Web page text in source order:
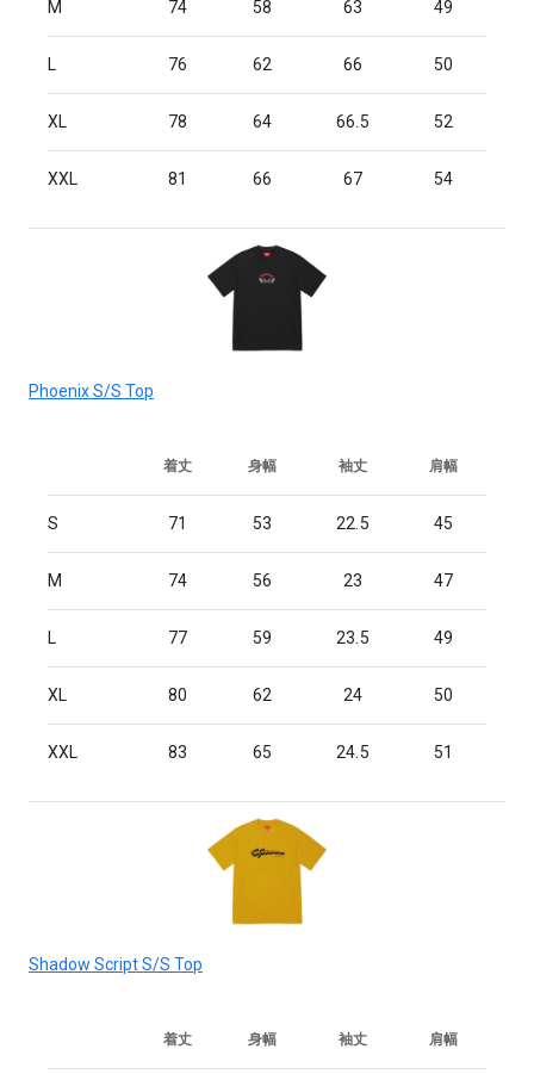
M 74 58 63 49
L 76 62 66 50
XL 78 64 66.5 52
XXL 81 66 67 54
Phoenix S/S Top
着丈 身幅 袖丈 肩幅
S 71 53 22.5 45
M 74 56 23 47
L 77 59 23.5 49
XL 80 62 24 50
XXL 83 65 24.5 51
Shadow Script S/S Top
着丈 身幅 袖丈 肩幅